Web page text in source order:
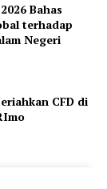
Bahas
terhadap
Negeri
CFD di